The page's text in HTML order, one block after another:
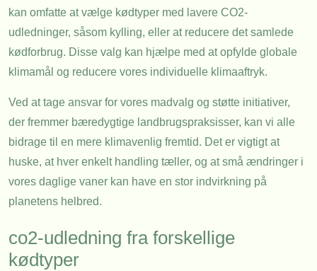
kan omfatte at vælge kødtyper med lavere CO2-
udledninger, såsom kylling, eller at reducere det samlede
kødforbrug. Disse valg kan hjælpe med at opfylde globale
klimamål og reducere vores individuelle klimaaftryk.
Ved at tage ansvar for vores madvalg og støtte initiativer,
der fremmer bæredygtige landbrugspraksisser, kan vi alle
bidrage til en mere klimavenlig fremtid. Det er vigtigt at
huske, at hver enkelt handling tæller, og at små ændringer i
vores daglige vaner kan have en stor indvirkning på
planetens helbred.
co2-udledning fra forskellige
kødtyper